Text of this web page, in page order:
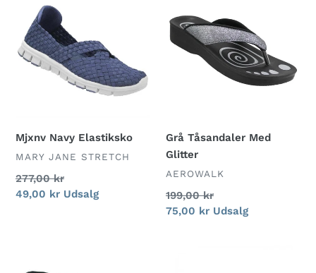
Navy
Elastiksko
Mjxnv Navy Elastiksko
FORHANDLER
MARY JANE STRETCH
Normalpris
277,00 kr
Udsalgspris
49,00 kr Udsalg
Med
Glitter
Grå Tåsandaler Med
Glitter
FORHANDLER
AEROWALK
Normalpris
199,00 kr
Udsalgspris
75,00 kr Udsalg